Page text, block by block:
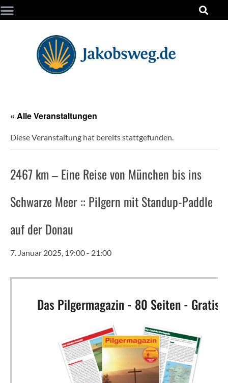
« Alle Veranstaltungen
Diese Veranstaltung hat bereits stattgefunden.
2467 km – Eine Reise von München bis ins
Schwarze Meer :: Pilgern mit Standup-Paddle
auf der Donau
7. Januar 2025, 19:00- 21:00
Das Pilgermagazin - 80 Seiten - Gratis!